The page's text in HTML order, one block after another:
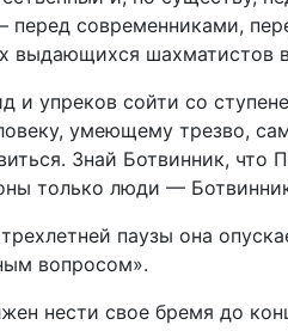
современниками,
выдающихся шахматистов
упреков сойти со
умеющему трезво,
Знай Ботвинник,
только люди —
паузы она
вопросом».
нести свое бремя до